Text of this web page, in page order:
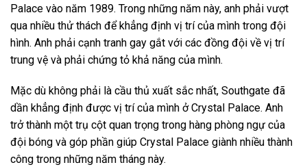
Palace vào năm 1989. Trong những năm này, anh phải vượt
qua nhiều thử thách để khẳng định vị trí của mình trong đội
hình. Anh phải cạnh tranh gay gắt với các đồng đội về vị trí
trung vệ và phải chứng tỏ khả năng của mình.
Mặc dù không phải là cầu thủ xuất sắc nhất, Southgate đã
dần khẳng định được vị trí của mình ở Crystal Palace. Anh
trở thành một trụ cột quan trọng trong hàng phòng ngự của
đội bóng và góp phần giúp Crystal Palace giành nhiều thành
công trong những năm tháng này.